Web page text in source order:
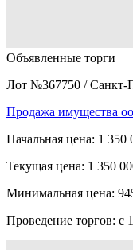
Объявленные торги
Лот №367750 / Санкт-
Продажа имущества
Начальная цена: 1 350
Текущая цена: 1 350
Минимальная цена:
Проведение торгов: с